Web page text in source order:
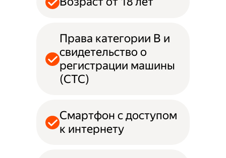
Права категории B и
свидетельство о
регистрации машины
(СТС)
Смартфон с доступом
к интернету